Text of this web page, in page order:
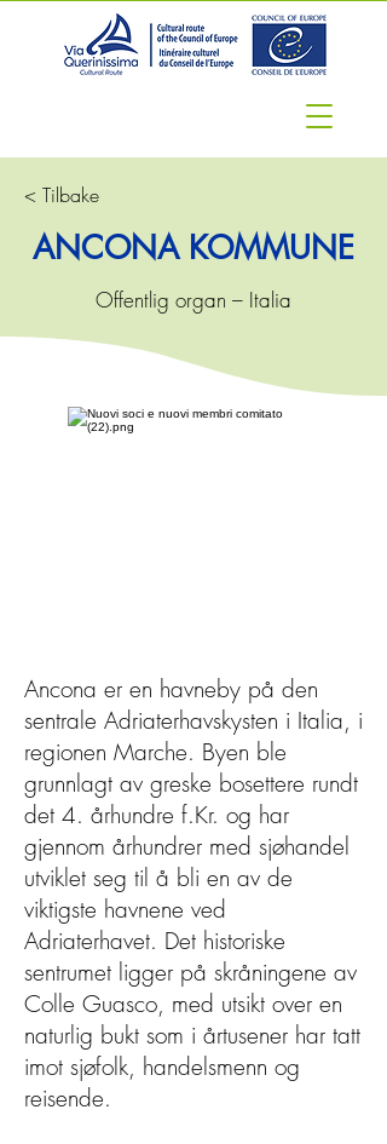
< Tilbake
ANCONA KOMMUNE
Offentlig organ – Italia
Ancona er en havneby på den
sentrale Adriaterhavskysten i Italia, i
regionen Marche. Byen ble
grunnlagt av greske bosettere rundt
det 4. århundre f.Kr. og har
gjennom århundrer med sjøhandel
utviklet seg til å bli en av de
viktigste havnene ved
Adriaterhavet. Det historiske
sentrumet ligger på skråningene av
Colle Guasco, med utsikt over en
naturlig bukt som i årtusener har tatt
imot sjøfolk, handelsmenn og
reisende.